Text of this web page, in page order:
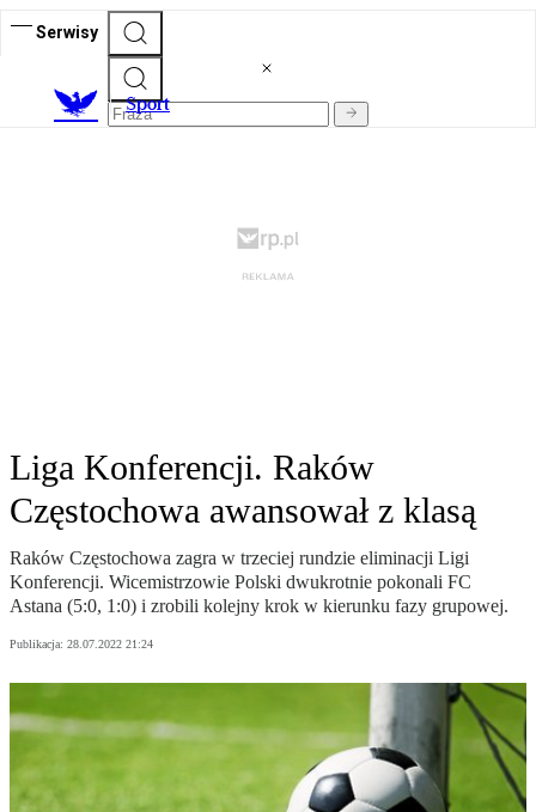
Serwisy
Sport
Liga Konferencji. Raków
Częstochowa awansował z klasą
Raków Częstochowa zagra w trzeciej rundzie eliminacji Ligi
Konferencji. Wicemistrzowie Polski dwukrotnie pokonali FC
Astana (5:0, 1:0) i zrobili kolejny krok w kierunku fazy grupowej.
Publikacja: 28.07.2022 21:24